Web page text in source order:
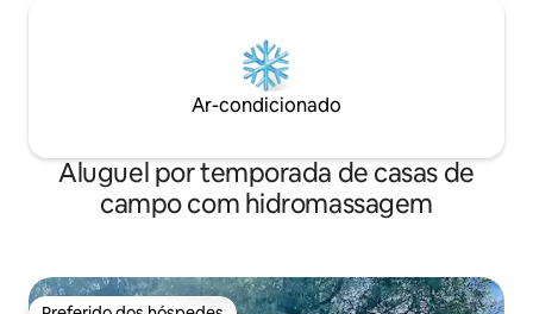
Ar-condicionado
Aluguel por temporada de casas de
campo com hidromassagem